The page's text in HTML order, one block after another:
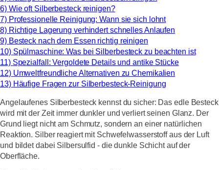
6) Wie oft Silberbesteck reinigen?
7) Professionelle Reinigung: Wann sie sich lohnt
8) Richtige Lagerung verhindert schnelles Anlaufen
9) Besteck nach dem Essen richtig reinigen
10) Spülmaschine: Was bei Silberbesteck zu beachten ist
11) Spezialfall: Vergoldete Details und antike Stücke
12) Umweltfreundliche Alternativen zu Chemikalien
13) Häufige Fragen zur Silberbesteck-Reinigung
Angelaufenes Silberbesteck kennst du sicher: Das edle Besteck
wird mit der Zeit immer dunkler und verliert seinen Glanz. Der
Grund liegt nicht am Schmutz, sondern an einer natürlichen
Reaktion. Silber reagiert mit Schwefelwasserstoff aus der Luft
und bildet dabei Silbersulfid - die dunkle Schicht auf der
Oberfläche.